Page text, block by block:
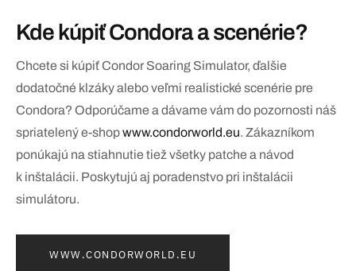
Kde kúpiť Condora a scenérie?
Chcete si kúpiť Condor Soaring Simulator, ďalšie
dodatočné klzáky alebo veľmi realistické scenérie pre
Condora? Odporúčame a dávame vám do pozornosti náš
spriatelený e-shopwww.condorworld.eu. Zákazníkom
ponúkajú na stiahnutie tiež všetky patche a návod
k inštalácii. Poskytujú aj poradenstvo pri inštalácii
simulátoru.
WWW.CONDORWORLD.EU